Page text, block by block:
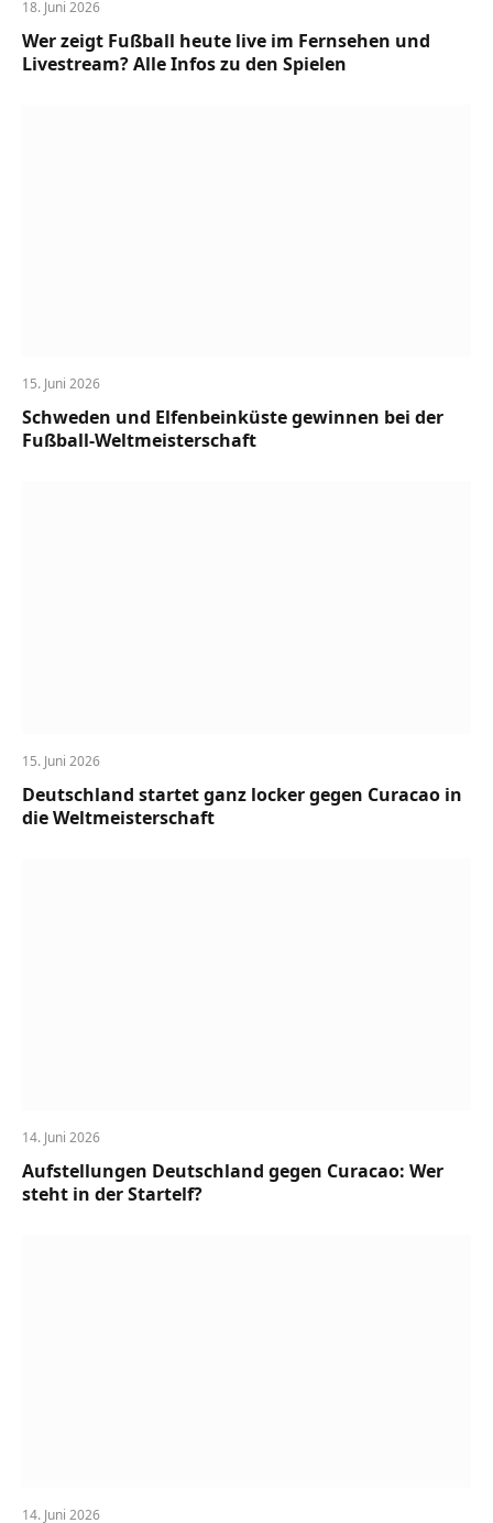
18. Juni 2026
Wer zeigt Fußball heute live im Fernsehen und
Livestream? Alle Infos zu den Spielen
15. Juni 2026
Schweden und Elfenbeinküste gewinnen bei der
Fußball-Weltmeisterschaft
15. Juni 2026
Deutschland startet ganz locker gegen Curacao in
die Weltmeisterschaft
14. Juni 2026
Aufstellungen Deutschland gegen Curacao: Wer
steht in der Startelf?
14. Juni 2026